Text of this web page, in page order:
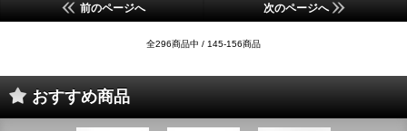
前のページへ 次のページへ
全296商品中 / 145-156商品
おすすめ商品